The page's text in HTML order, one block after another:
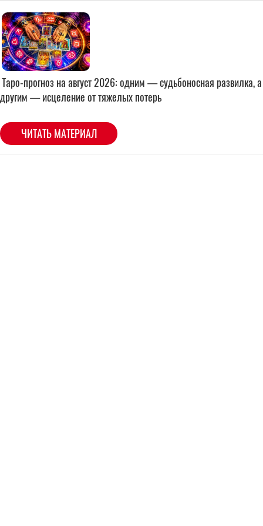
Таро-прогноз на август 2026: одним — судьбоносная развилка, а
другим — исцеление от тяжелых потерь
ЧИТАТЬ МАТЕРИАЛ